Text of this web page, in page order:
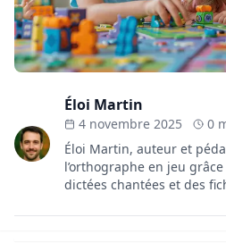
Éloi Martin
4 novembre 2025
0
Éloi Martin, auteur et
l’orthographe en jeu
dictées chantées et des